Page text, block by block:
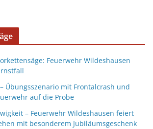
Feuerwehr Wildeshausen
Übungsszenario mit Frontalcrash und
auf die Probe
– Feuerwehr Wildeshausen feiert
mit besonderem Jubiläumsgeschenk